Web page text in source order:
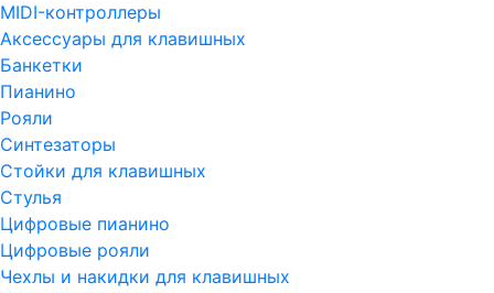
MIDI-контроллеры
Аксессуары для клавишных
Банкетки
Пианино
Рояли
Синтезаторы
Стойки для клавишных
Стулья
Цифровые пианино
Цифровые рояли
Чехлы и накидки для клавишных